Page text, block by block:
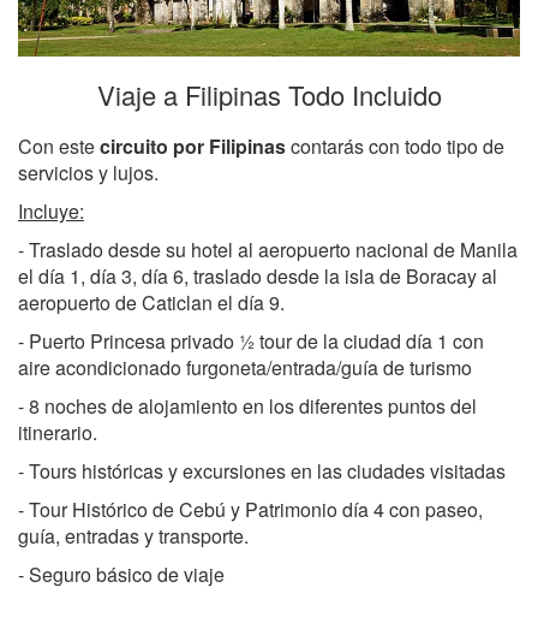
Viaje a Filipinas Todo Incluido
Con estecircuito por Filipinascontarás con todo tipo de
servicios y lujos.
Incluye:
- Traslado desde su hotel al aeropuerto nacional de Manila
el día 1, día 3, día 6, traslado desde la isla de Boracay al
aeropuerto de Caticlan el día 9.
- Puerto Princesa privado ½ tour de la ciudad día 1 con
aire acondicionado furgoneta/entrada/guía de turismo
- 8 noches de alojamiento en los diferentes puntos del
itinerario.
- Tours históricas y excursiones en las ciudades visitadas
- Tour Histórico de Cebú y Patrimonio día 4 con paseo,
guía, entradas y transporte.
- Seguro básico de viaje